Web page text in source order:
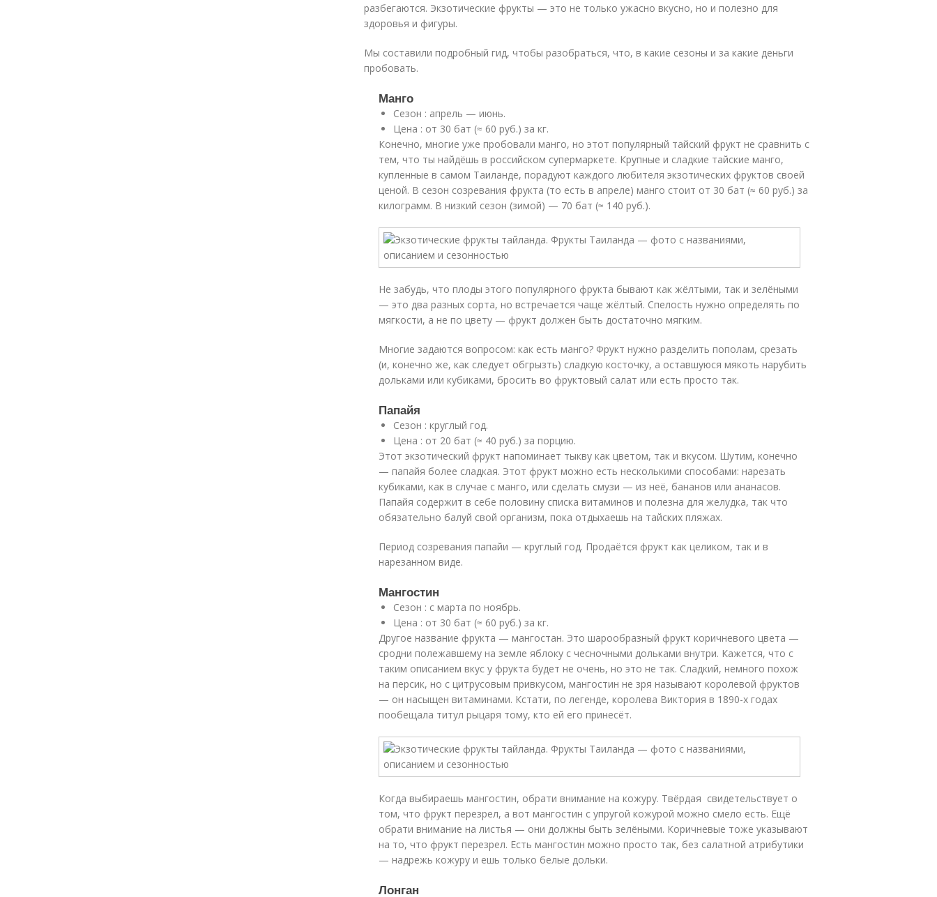
разбегаются. Экзотические фрукты — это не только ужасно вкусно, но и полезно для
здоровья и фигуры.
Мы составили подробный гид, чтобы разобраться, что, в какие сезоны и за какие деньги
пробовать.
Манго
Сезон : апрель — июнь.
Цена : от 30 бат (≈ 60 руб.) за кг.
Конечно, многие уже пробовали манго, но этот популярный тайский фрукт не сравнить с
тем, что ты найдёшь в российском супермаркете. Крупные и сладкие тайские манго,
купленные в самом Таиланде, порадуют каждого любителя экзотических фруктов своей
ценой. В сезон созревания фрукта (то есть в апреле) манго стоит от 30 бат (≈ 60 руб.) за
килограмм. В низкий сезон (зимой) — 70 бат (≈ 140 руб.).
Не забудь, что плоды этого популярного фрукта бывают как жёлтыми, так и зелёными
— это два разных сорта, но встречается чаще жёлтый. Спелость нужно определять по
мягкости, а не по цвету — фрукт должен быть достаточно мягким.
Многие задаются вопросом: как есть манго? Фрукт нужно разделить пополам, срезать
(и, конечно же, как следует обгрызть) сладкую косточку, а оставшуюся мякоть нарубить
дольками или кубиками, бросить во фруктовый салат или есть просто так.
Папайя
Сезон : круглый год.
Цена : от 20 бат (≈ 40 руб.) за порцию.
Этот экзотический фрукт напоминает тыкву как цветом, так и вкусом. Шутим, конечно
— папайя более сладкая. Этот фрукт можно есть несколькими способами: нарезать
кубиками, как в случае с манго, или сделать смузи — из неё, бананов или ананасов.
Папайя содержит в себе половину списка витаминов и полезна для желудка, так что
обязательно балуй свой организм, пока отдыхаешь на тайских пляжах.
Период созревания папайи — круглый год. Продаётся фрукт как целиком, так и в
нарезанном виде.
Мангостин
Сезон : с марта по ноябрь.
Цена : от 30 бат (≈ 60 руб.) за кг.
Другое название фрукта — мангостан. Это шарообразный фрукт коричневого цвета —
сродни полежавшему на земле яблоку с чесночными дольками внутри. Кажется, что с
таким описанием вкус у фрукта будет не очень, но это не так. Сладкий, немного похож
на персик, но с цитрусовым привкусом, мангостин не зря называют королевой фруктов
— он насыщен витаминами. Кстати, по легенде, королева Виктория в 1890-х годах
пообещала титул рыцаря тому, кто ей его принесёт.
Когда выбираешь мангостин, обрати внимание на кожуру. Твёрдая свидетельствует о
том, что фрукт перезрел, а вот мангостин с упругой кожурой можно смело есть. Ещё
обрати внимание на листья — они должны быть зелёными. Коричневые тоже указывают
на то, что фрукт перезрел. Есть мангостин можно просто так, без салатной атрибутики
— надрежь кожуру и ешь только белые дольки.
Лонган